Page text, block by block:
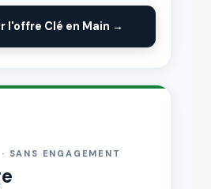
l'offre Clé en Main →
SANS ENGAGEMENT